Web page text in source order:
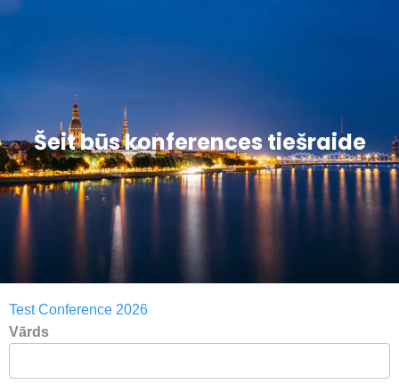
Šeit būs konferences tiešraide
Test Conference 2026
Vārds